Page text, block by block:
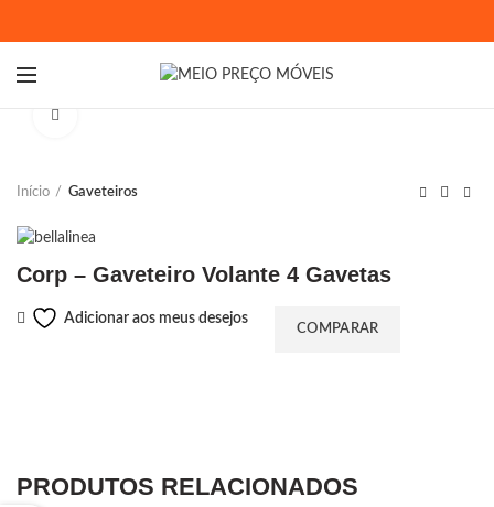
Início Gaveteiros
Corp – Gaveteiro Volante 4 Gavetas
Adicionar aos meus desejos
COMPARAR
PRODUTOS RELACIONADOS